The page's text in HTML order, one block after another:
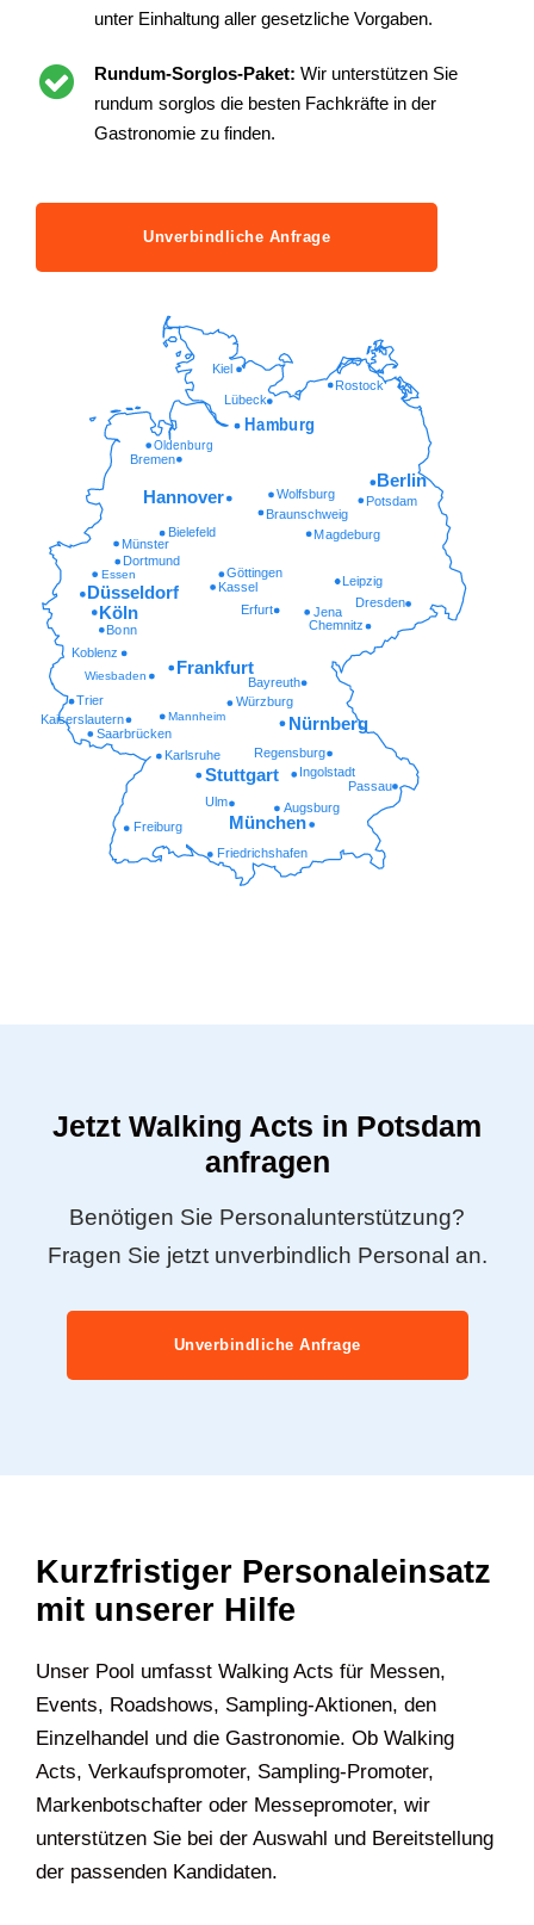
unter Einhaltung aller gesetzliche Vorgaben.
Rundum-Sorglos-Paket: Wir unterstützen Sie
rundum sorglos die besten Fachkräfte in der
Gastronomie zu finden.
Unverbindliche Anfrage
Friedrichshafen
Freiburg
Augsburg
Ulm
Passau
Ingolstadt
Regensburg
Karlsruhe
Saarbrücken
Kaiserslautern Mannheim
Würzburg
Trier
Wiesbaden Bayreuth
Koblenz
Chemnitz
Bonn
Erfurt Jena
Dresden
Kassel
Göttingen
Essen
Dortmund
Münster
Magdeburg
Bielefeld
Braunschweig
Potsdam
Wolfsburg
Oldenburg
Lübeck
Rostock
Kiel
München
Stuttgart
Nürnberg
Frankfurt
Köln
Düsseldorf
Leipzig
Hannover
Berlin
Bremen
Hamburg
Jetzt Walking Acts in Potsdam
anfragen
Benötigen Sie Personalunterstützung?
Fragen Sie jetzt unverbindlich Personal an.
Unverbindliche Anfrage
Kurzfristiger Personaleinsatz
mit unserer Hilfe
Unser Pool umfasst Walking Acts für Messen,
Events, Roadshows, Sampling-Aktionen, den
Einzelhandel und die Gastronomie. Ob Walking
Acts, Verkaufspromoter, Sampling-Promoter,
Markenbotschafter oder Messepromoter, wir
unterstützen Sie bei der Auswahl und Bereitstellung
der passenden Kandidaten.